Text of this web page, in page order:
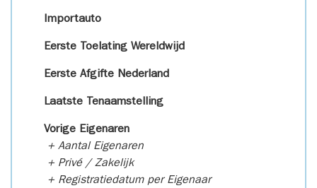
Importauto
Eerste Toelating Wereldwijd
Eerste Afgifte Nederland
Laatste Tenaamstelling
Vorige Eigenaren
+ Aantal Eigenaren
+ Privé / Zakelijk
+ Registratiedatum per Eigenaar